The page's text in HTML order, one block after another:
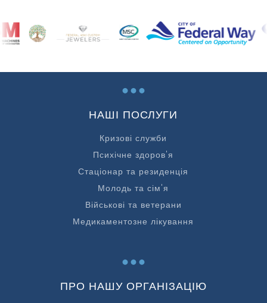
...
НАШІ ПОСЛУГИ
Кризові служби
Психічне здоров'я
Стаціонар та резиденція
Молодь та сім'я
Військові та ветерани
Медикаментозне лікування
...
ПРО НАШУ ОРГАНІЗАЦІЮ